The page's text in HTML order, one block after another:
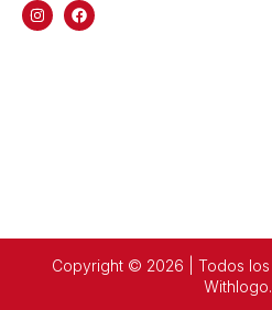
Copyright © 2026 | Todos los